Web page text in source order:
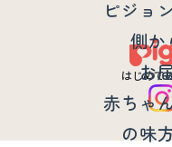
ピジョンベビ
ピジョ
側か
お
赤ちゃ
の味
はじめて